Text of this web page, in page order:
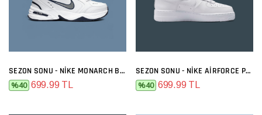
SEZON SONU - NIKE MONARCH BEYAZ SIYAH
%40 699.99 TL
SEZON SONU - NIKE AIRFORCE PREMIUM FULL BEYAZ
%40 699.99 TL